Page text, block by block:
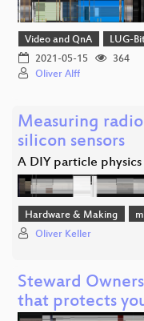
Video and QnA
LUG-
2021-05-15
364
Oliver Alff
Measuring
silicon sensors
A DIY particle
Hardware & Making
Oliver Keller
Steward
that protects